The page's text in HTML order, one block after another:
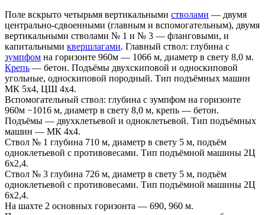
Поле вскрыто четырьмя вертикальными стволами — двумя
центрально-сдвоенными (главным и вспомогательным), двумя
вертикальными стволами № 1 и № 3 — фланговыми, и
капитальными квершлагами. Главный ствол: глубина с
зумпфом на горизонте 960м — 1066 м, диаметр в свету 8,0 м.
Крепь — бетон. Подъёмы двухскиповой и односкиповой
угольные, односкиповой породный. Тип подъёмных машин
МК 5x4, ЦШ 4x4.
Вспомогательный ствол: глубина с зумпфом на горизонте
960м −1016 м, диаметр в свету 8,0 м, крепь — бетон.
Подъёмы — двухклетьевой и одноклетьевой. Тип подъёмных
машин — МК 4x4.
Ствол № 1 глубина 710 м, диаметр в свету 5 м, подъём
одноклетьевой с противовесами. Тип подъёмной машины 2Ц
6x2,4.
Ствол № 3 глубина 726 м, диаметр в свету 5 м, подъём
одноклетьевой с противовесами. Тип подъёмной машины 2Ц
6x2,4.
На шахте 2 основных горизонта — 690, 960 м.